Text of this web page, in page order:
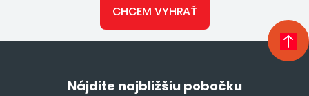
CHCEM VYHRAŤ
Nájdite najbližšiu pobočku